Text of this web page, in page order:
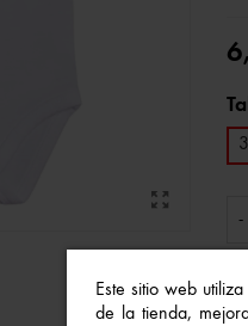
Este sitio web
de la tienda,
-